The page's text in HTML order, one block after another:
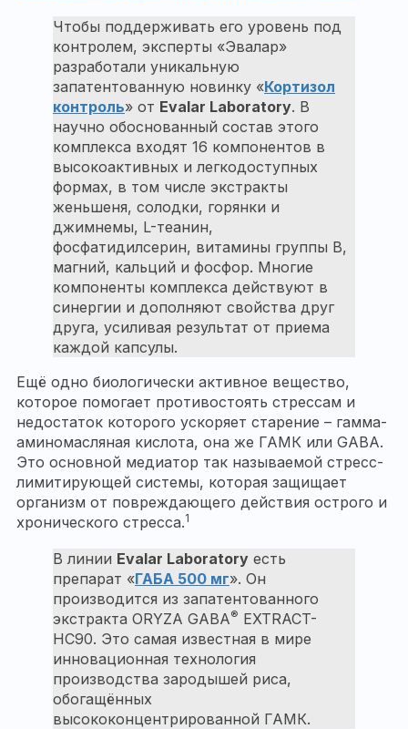
Чтобы поддерживать его уровень под
контролем, эксперты «Эвалар»
разработали уникальную
запатентованную новинку «Кортизол
контроль» от Evalar Laboratory. В
научно обоснованный состав этого
комплекса входят 16 компонентов в
высокоактивных и легкодоступных
формах, в том числе экстракты
женьшеня, солодки, горянки и
джимнемы, L-теанин,
фосфатидилсерин, витамины группы В,
магний, кальций и фосфор. Многие
компоненты комплекса действуют в
синергии и дополняют свойства друг
друга, усиливая результат от приема
каждой капсулы.
Ещё одно биологически активное вещество,
которое помогает противостоять стрессам и
недостаток которого ускоряет старение – гамма-
аминомасляная кислота, она же ГАМК или GABA.
Это основной медиатор так называемой стресс-
лимитирующей системы, которая защищает
организм от повреждающего действия острого и
хронического стресса.1
В линии Evalar Laboratory есть
препарат «ГАБА 500 мг». Он
производится из запатентованного
экстракта ORYZA GABA® EXTRACT-
НС90. Это самая известная в мире
инновационная технология
производства зародышей риса,
обогащённых
высококонцентрированной ГАМК.